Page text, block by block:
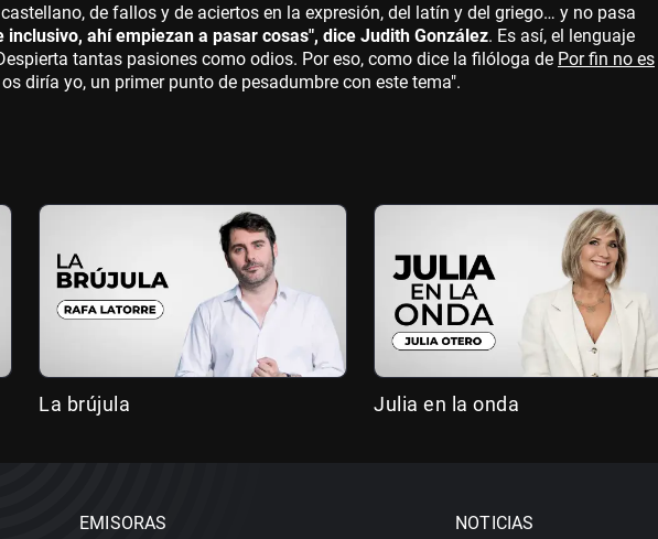
de fallos y de aciertos en la expresión, del latín y del griego… y no pasa
inclusivo, ahí empiezan a pasar cosas", dice Judith González. Es así, el lenguaje
tantas pasiones como odios. Por eso, como dice la filóloga de Por fin no es
diría yo, un primer punto de pesadumbre con este tema".
La brújula Julia en la onda
EMISORAS NOTICIAS